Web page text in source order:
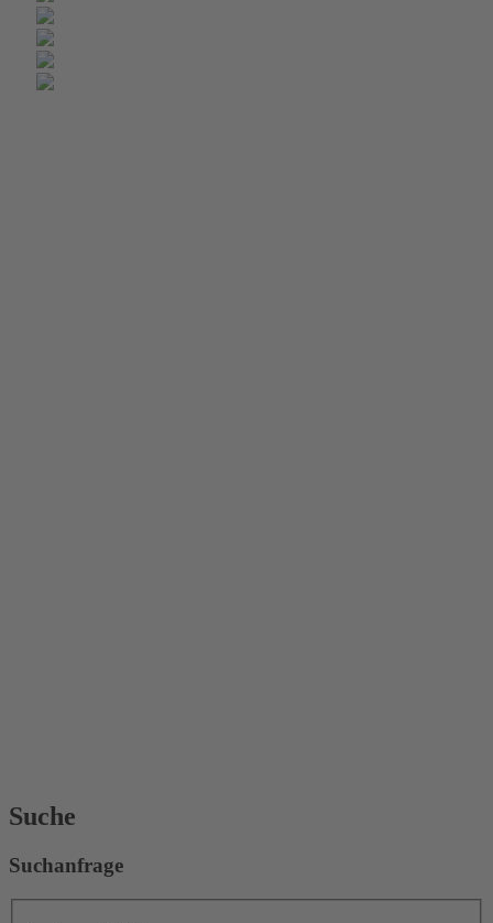
Suche
Suchanfrage